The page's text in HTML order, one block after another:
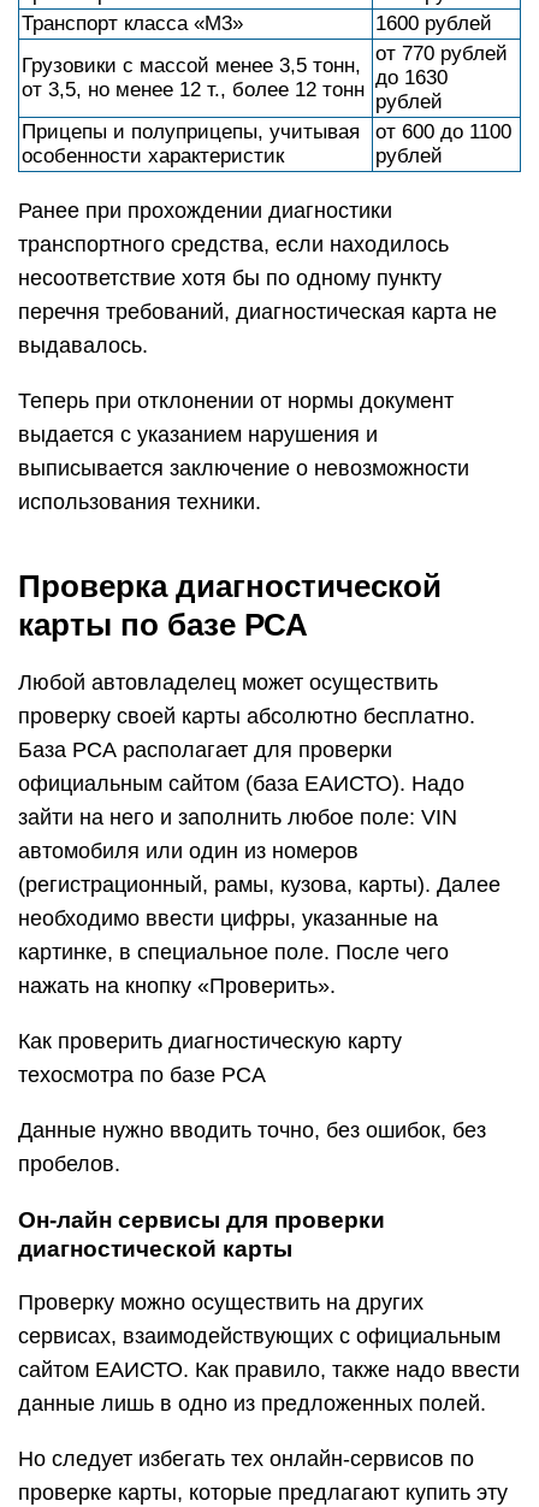
Транспорт класса «М3»
1600 рублей
Грузовики с массой менее 3,5 тонн,
от 3,5, но менее 12 т., более 12 тонн
от 770 рублей
до 1630
рублей
Прицепы и полуприцепы, учитывая
особенности характеристик
от 600 до 1100
рублей
Ранее при прохождении диагностики
транспортного средства, если находилось
несоответствие хотя бы по одному пункту
перечня требований, диагностическая карта не
выдавалось.
Теперь при отклонении от нормы документ
выдается с указанием нарушения и
выписывается заключение о невозможности
использования техники.
Проверка диагностической
карты по базе РСА
Любой автовладелец может осуществить
проверку своей карты абсолютно бесплатно.
База РСА располагает для проверки
официальным сайтом (база ЕАИСТО). Надо
зайти на него и заполнить любое поле: VIN
автомобиля или один из номеров
(регистрационный, рамы, кузова, карты). Далее
необходимо ввести цифры, указанные на
картинке, в специальное поле. После чего
нажать на кнопку «Проверить».
Как проверить диагностическую карту
техосмотра по базе РСА
Данные нужно вводить точно, без ошибок, без
пробелов.
Он-лайн сервисы для проверки
диагностической карты
Проверку можно осуществить на других
сервисах, взаимодействующих с официальным
сайтом ЕАИСТО. Как правило, также надо ввести
данные лишь в одно из предложенных полей.
Но следует избегать тех онлайн-сервисов по
проверке карты, которые предлагают купить эту